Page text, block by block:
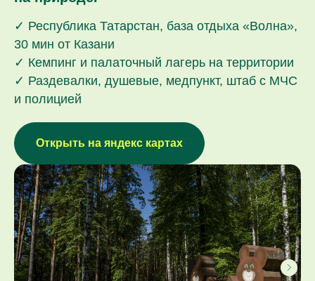
✓ Республика Татарстан, база отдыха «Волна»,
30 мин от Казани
✓ Кемпинг и палаточный лагерь на территории
✓ Раздевалки, душевые, медпункт, штаб с МЧС
и полицией
Открыть на яндекс картах